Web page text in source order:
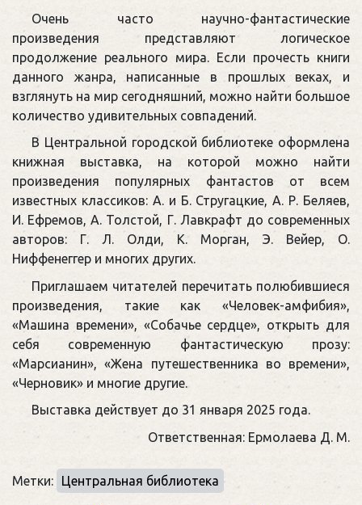
Очень часто научно-фантастические
произведения представляют логическое
продолжение реального мира. Если прочесть книги
данного жанра, написанные в прошлых веках, и
взглянуть на мир сегодняшний, можно найти большое
количество удивительных совпадений.
В Центральной городской библиотеке оформлена
книжная выставка, на которой можно найти
произведения популярных фантастов от всем
известных классиков: А. и Б. Стругацкие, А. Р. Беляев,
И. Ефремов, А. Толстой, Г. Лавкрафт до современных
авторов: Г. Л. Олди, К. Морган, Э. Вейер, О.
Ниффенеггер и многих других.
Приглашаем читателей перечитать полюбившиеся
произведения, такие как «Человек-амфибия»,
«Машина времени», «Собачье сердце», открыть для
себя современную фантастическую прозу:
«Марсианин», «Жена путешественника во времени»,
«Черновик» и многие другие.
Выставка действует до 31 января 2025 года.
Ответственная: Ермолаева Д. М.
Метки: Центральная библиотека